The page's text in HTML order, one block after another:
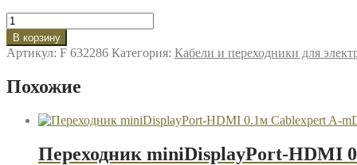
Количество
товара
Кабель
USB-
1.2м
U89
В корзину
Артикул: F 632286 Категория: Кабели и переходники для
Похожие
Переходник miniDisplayPort-HDMI